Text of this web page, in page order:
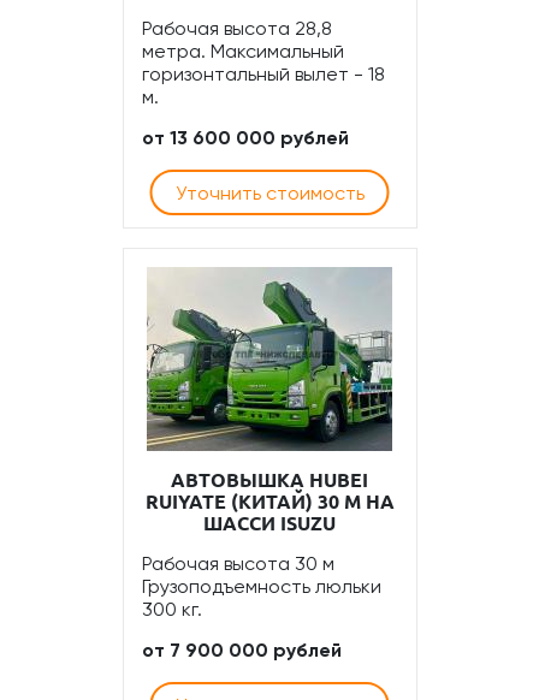
Рабочая высота 28,8
метра. Максимальный
горизонтальный вылет - 18
м.
от 13 600 000 рублей
Уточнить стоимость
АВТОВЫШКА HUBEI
RUIYATE (КИТАЙ) 30 М НА
ШАССИ ISUZU
Рабочая высота 30 м
Грузоподъемность люльки
300 кг.
от 7 900 000 рублей